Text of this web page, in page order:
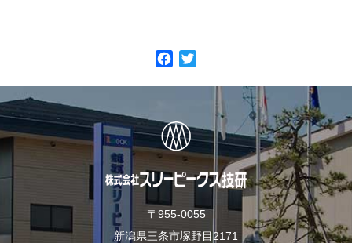
b
o
k
t
e
〒955-0055
新潟県三条市塚野目2171